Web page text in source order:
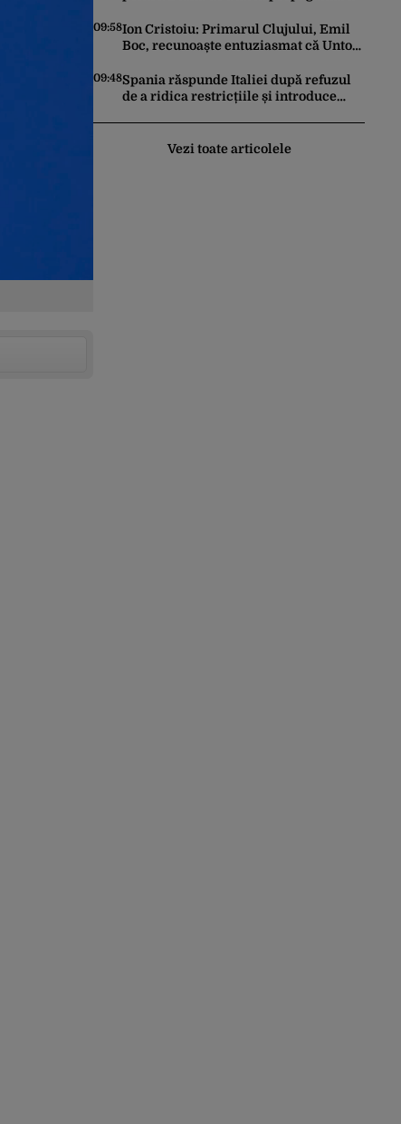
cu indiferență la Kremlin
09:58Ion Cristoiu: Primarul Clujului, Emil
Boc, recunoaște entuziasmat că Untold
băutură!
09:48Spania răspunde Italiei după refuzul
de a ridica restricțiile și introduce
Vezi toate articolele